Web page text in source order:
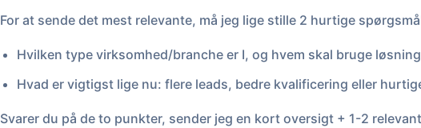
For at sende det mest relevante, må jeg lige stille 2 hurtige
Hvilken type virksomhed/branche er I, og hvem skal bruge
Hvad er vigtigst lige nu: flere leads, bedre kvalificering eller
Svarer du på de to punkter, sender jeg en kort oversigt + 1-2